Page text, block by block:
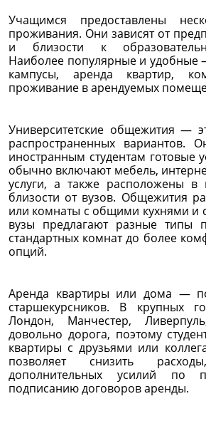
Учащимся предоставлены
проживания. Они зависят от
и близости к
Наиболее популярные и удобные
кампусы, аренда квартир,
проживание в арендуемых
Университетские общежития —
распространенных вариантов.
иностранным студентам готовые
обычно включают мебель,
услуги, а также расположены в
близости от вузов. Общежития
или комнаты с общими кухнями и
вузы предлагают разные типы
стандартных комнат до более
опций.
Аренда квартиры или дома —
старшекурсников. В крупных
Лондон, Манчестер,
довольно дорога, поэтому
квартиры с друзьями или
позволяет снизить
дополнительных усилий по
подписанию договоров аренды.